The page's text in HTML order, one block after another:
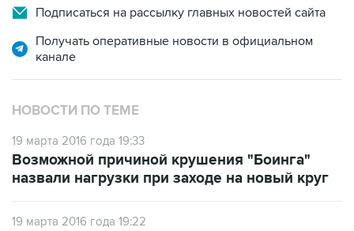
Подписаться на рассылку главных новостей сайта
Получать оперативные новости в официальном
канале
НОВОСТИ ПО ТЕМЕ
19 марта 2016 года 19:33
Возможной причиной крушения "Боинга"
назвали нагрузки при заходе на новый круг
19 марта 2016 года 19:22